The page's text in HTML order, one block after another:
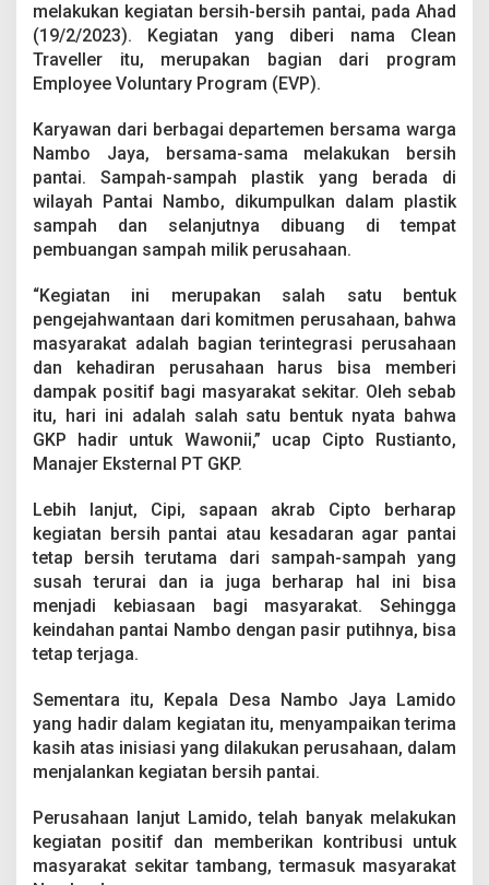
B
a
e
g
W
a
r
g
melakukan kegiatan bersih-bersih pantai, pada Ahad
(19/2/2023). Kegiatan yang diberi nama Clean
Traveller itu, merupakan bagian dari program
Employee Voluntary Program (EVP).
Karyawan dari berbagai departemen bersama warga
Nambo Jaya, bersama-sama melakukan bersih
pantai. Sampah-sampah plastik yang berada di
wilayah Pantai Nambo, dikumpulkan dalam plastik
sampah dan selanjutnya dibuang di tempat
pembuangan sampah milik perusahaan.
“Kegiatan ini merupakan salah satu bentuk
pengejahwantaan dari komitmen perusahaan, bahwa
masyarakat adalah bagian terintegrasi perusahaan
dan kehadiran perusahaan harus bisa memberi
dampak positif bagi masyarakat sekitar. Oleh sebab
itu, hari ini adalah salah satu bentuk nyata bahwa
GKP hadir untuk Wawonii,” ucap Cipto Rustianto,
Manajer Eksternal PT GKP.
Lebih lanjut, Cipi, sapaan akrab Cipto berharap
kegiatan bersih pantai atau kesadaran agar pantai
tetap bersih terutama dari sampah-sampah yang
susah terurai dan ia juga berharap hal ini bisa
menjadi kebiasaan bagi masyarakat. Sehingga
keindahan pantai Nambo dengan pasir putihnya, bisa
tetap terjaga.
Sementara itu, Kepala Desa Nambo Jaya Lamido
yang hadir dalam kegiatan itu, menyampaikan terima
kasih atas inisiasi yang dilakukan perusahaan, dalam
menjalankan kegiatan bersih pantai.
Perusahaan lanjut Lamido, telah banyak melakukan
kegiatan positif dan memberikan kontribusi untuk
masyarakat sekitar tambang, termasuk masyarakat